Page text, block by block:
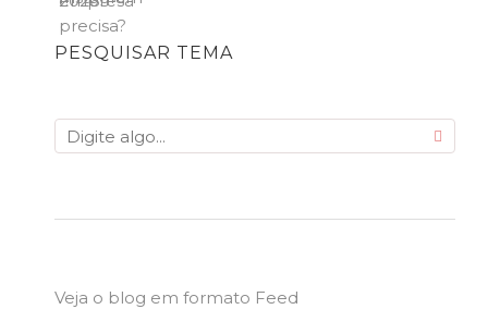
PESQUISAR TEMA
Veja o blog em formato Feed